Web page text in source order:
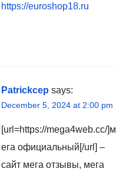
https://euroshop18.ru
Patrickcep says:
December 5, 2024 at 2:00 pm
[url=https://mega4web.cc/]м
ега официальный[/url] –
сайт мега отзывы, мега